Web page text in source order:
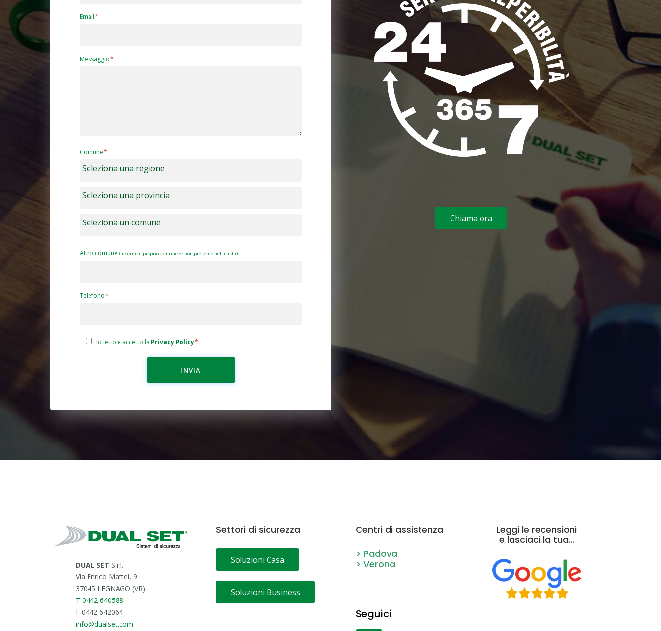
Email
Messaggio
Comune
Altro comune (Inserire il proprio comune se non presente nella lista)
Telefono
Ho letto e accetto la Privacy Policy
Chiama ora
DUAL SET S.r.l.
Via Enrico Mattei, 9
37045 LEGNAGO (VR)
T 0442 640588
F 0442 642064
info@dualset.com
Settori di sicurezza
Soluzioni Casa
Soluzioni Business
Centri di assistenza
> Padova
> Verona
Seguici
Leggi le recensioni
e lasciaci la tua…